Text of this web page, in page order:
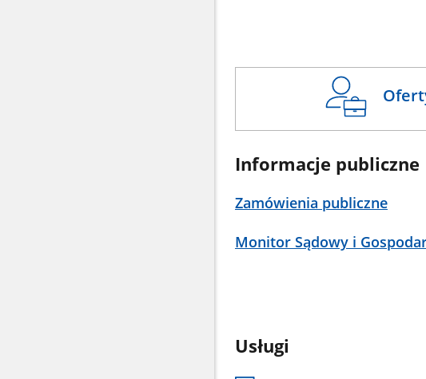
Informacje publiczne
Zamówienia publiczne
Monitor Sądowy i
Usługi